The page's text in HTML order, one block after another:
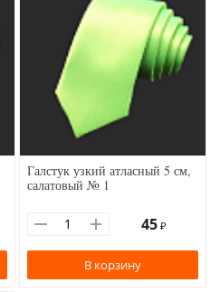
Галстук узкий атласный 5 см,
салатовый № 1
45 ₽
В корзину